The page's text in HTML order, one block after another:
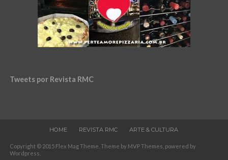
Tweets por Revista RMC
HOME REVISTA RMC ARTE & CULTURA
Copyright © 2015 Flex Mag Theme. Theme by MVP Themes, powered by
Wordpress.